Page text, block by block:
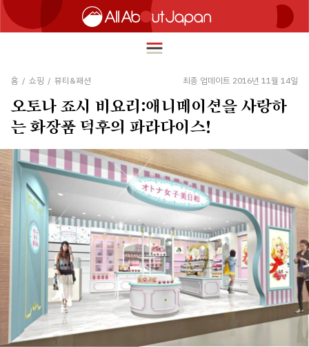
简体中文
繁體中文
ภาษาไทย
한국어
日本語
HOME
여행
푸드
즐길거리
이노베이션
쇼핑
회사소개 개인정보 보호정책
홈 / 쇼핑 / 뷰티&패션 최종 업데이트 2016년 11월 14일
오토나 죠시 비요리:애니메이션을 사랑하
는 화장품 덕후의 파라다이스!